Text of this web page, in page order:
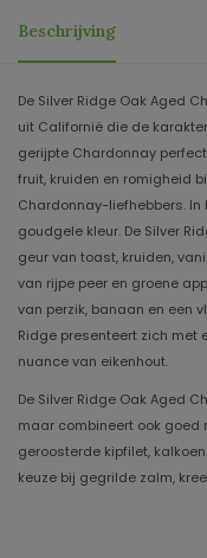
Beschrijving
De Silver Ridge Oak Aged
uit Californië die de
gerijpte Chardonnay
fruit, kruiden en romigheid
Chardonnay-liefhebbers.
goudgele kleur. De Silver
geur van toast, kruiden,
van rijpe peer en groene
van perzik, banaan en een
Ridge presenteert zich
nuance van eikenhout.
De Silver Ridge Oak Aged
maar combineert ook goed
geroosterde kipfilet,
keuze bij gegrilde zalm,